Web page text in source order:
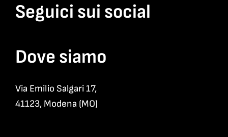
Seguici sui social
Dove siamo
Via Emilio Salgari 17,
41123, Modena (MO)